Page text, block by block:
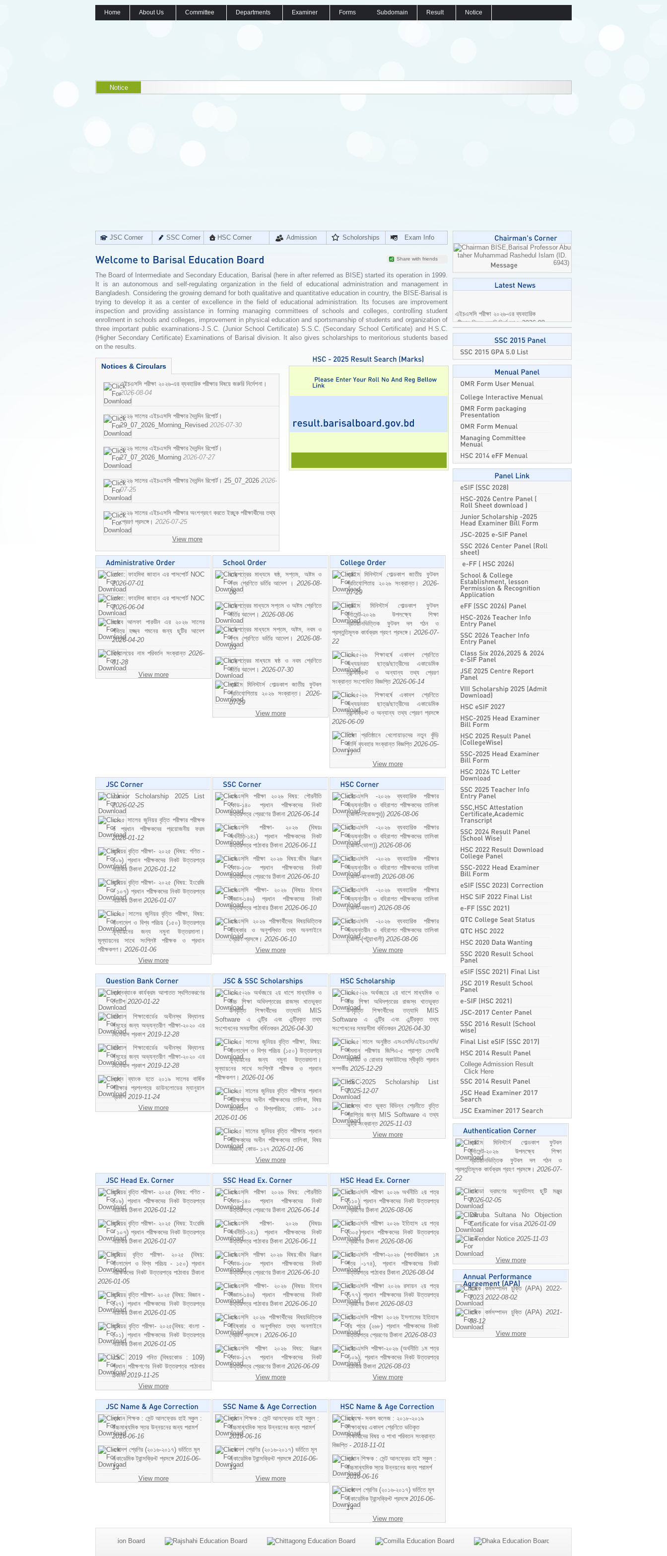
Home About Us Committee Departments Examiner Forms Subdomain Result Notice
Notice
JSC Corner SSC Corner HSC Corner Admission Scholorships Exam Info
Share with friends
The Board of Intermediate and Secondary Education, Barisal (here in after referred as BISE) started its operation in 1999.
It is an autonomous and self-regulating organization in the field of educational administration and management in
Bangladesh. Considering the growing demand for both qualitative and quantitative education in country, the BISE-Barisal is
trying to develop it as a center of excellence in the field of educational administration. Its focuses are improvement
inspection and providing assistance in forming managing committees of schools and colleges, controlling student
enrollment in schools and colleges, improvement in physical education and sportsmanship of students and organization of
three important public examinations-J.S.C. (Junior School Certificate) S.S.C. (Secondary School Certificate) and H.S.C.
(Higher Secondary Certificate) Examinations of Barisal division. It also gives scholarships to meritorious students based
on the results.
Notices & Circulars
এইচএসসি পরীক্ষা ২০২৬-এর ব্যবহারিক পরীক্ষার বিষয়ে জরুরি নির্দেশনা।
2026-08-04
২০২৬ সালের এইচএসসি পরীক্ষার দৈনন্দিন রিপোর্ট।
29_07_2026_Morning_Revised 2026-07-30
২০২৬ সালের এইচএসসি পরীক্ষার দৈনন্দিন রিপোর্ট।
27_07_2026_Morning 2026-07-27
২০২৬ সালের এইচএসসি পরীক্ষার দৈনন্দিন রিপোর্ট। 25_07_2026 2026-
07-25
২০২৬ সালের এইচএসসি পরীক্ষার অংশগ্রহণ করতে ইচ্ছুক পরীক্ষার্থীদের তথ্য
প্রেরণ প্রসঙ্গে। 2026-07-25
View more
মোসা: ফাহমিদা জাহান এর পাসপোর্ট NOC
2026-07-01
মোসা: ফাহমিদা জাহান এর পাসপোর্ট NOC
2026-06-04
জনাব আলফা পারভীন এর ২০২৬ সালের
পবিত্র হজ্জ্ব গমনের জন্য ছুটির আদেশ
2026-04-20
বিদ্যালয়ের নাম পরিবর্তন সংক্রান্ত 2026-
01-28
View more
ছাড়পত্রের মাধ্যমে ষষ্ঠ, সপ্তম, অষ্টম ও
নবম শ্রেণিতে ভর্তির আদেশ । 2026-08-
06
ছাড়পত্রের মাধ্যমে সপ্তম ও অষ্টম শ্রেণিতে
ভর্তির আদেশ। 2026-08-06
ছাড়পত্রের মাধ্যমে সপ্তম, অষ্টম, নবম ও
দশম শ্রেণিতে ভর্তির আদেশ। 2026-08-
03
ছাড়পত্রের মাধ্যমে ষষ্ঠ ও নবম শ্রেণিতে
ভর্তির আদেশ। 2026-07-30
প্রাইম মিনিস্টার্স গোল্ডকাপ জাতীয় ফুটবল
প্রতিযোগিতায় ২০২৬ সংক্রান্ত। 2026-
07-29
View more
প্রাইম মিনিস্টার্স গোল্ডকাপ জাতীয় ফুটবল
প্রতিযোগিতায় ২০২৬ সংক্রান্ত। 2026-
07-29
প্রাইম মিনিস্টার্স গোল্ডকাপ ফুটবল
টুর্নামেন্ট-২০২৬ উপলক্ষ্যে শিক্ষা
প্রতিষ্ঠানভিত্তিক ফুটবল দল গঠন ও
প্রস্তুতিমূলক কার্যক্রম গ্রহণ প্রসঙ্গে। 2026-07-
22
২০২৫-২৬ শিক্ষাবর্ষে একাদশ শ্রেণিতে
অধ্যয়নরত ছাত্র/ছাত্রীদের একাডেমিক
ট্রান্সক্রিপ্ট ও অন্যান্য তথ্য প্রেরণ
সংক্রান্ত সংশোধিত বিজ্ঞপ্তি 2026-06-14
২০২৫-২৬ শিক্ষাবর্ষে একাদশ শ্রেণিতে
অধ্যয়নরত ছাত্র/ছাত্রীদের একাডেমিক
ট্রান্সক্রিপ্ট ও অন্যান্য তথ্য প্রেরণ প্রসঙ্গে
2026-06-09
শিক্ষা প্রতিষ্ঠানে খেলোয়াড়দের নতুন কুঁড়ি
জার্সি ব্যবহার সংক্রান্ত বিজ্ঞপ্তি 2026-05-
17
View more
Junior Scholarship 2025 List
2026-02-25
২০২৫ সালের জুনিয়র বৃত্তি পরীক্ষার পরীক্ষক
ও প্রধান পরীক্ষকদের প্রয়োজনীয় ফরম
2026-01-12
জুনিয়র বৃত্তি পরীক্ষা- ২০২৫ (বিষয়: গণিত -
১০৯) প্রধান পরীক্ষকদের নিকট উত্তরপত্র
পাঠাবার ঠিকানা 2026-01-12
জুনিয়র বৃত্তি পরীক্ষা- ২০২৫ (বিষয়: ইংরেজি
- ১০৭) প্রধান পরীক্ষকদের নিকট উত্তরপত্র
পাঠাবার ঠিকানা 2026-01-07
২০২৫ সালের জুনিয়র বৃত্তি পরীক্ষা, বিষয়:
বাংলাদেশ ও বিশ্ব পরিচয় (১৫০) উত্তরপত্র
মূল্যায়নের জন্য নমুনা উত্তরমালা।
মূল্যায়নের সাথে সংশ্লিষ্ট পরীক্ষক ও প্রধান
পরীক্ষকগণ। 2026-01-06
View more
এসএসসি পরীক্ষা ২০২৬ বিষয়: পৌরনীতি
কোড-১৪০ প্রধান পরীক্ষকদের নিকট
উত্তরপত্র প্রেরণের ঠিকানা 2026-06-14
এসএসসি পরীক্ষা- ২০২৬ (বিষয়ঃ
অর্থনীতি-১৪১) প্রধান পরীক্ষকদের নিকট
উত্তরপত্র পাঠাবার ঠিকানা 2026-06-11
এসএসসি পরীক্ষা ২০২৬ বিষয়:জীব বিঞ্জান
কোড-১৩৮ প্রধান পরীক্ষকদের নিকট
উত্তরপত্র প্রেরণের ঠিকানা 2026-06-10
এসএসসি পরীক্ষা- ২০২৬ (বিষয়ঃ হিসাব
বিজ্ঞান-১৪৬) প্রধান পরীক্ষকদের নিকট
উত্তরপত্র পাঠাবার ঠিকানা 2026-06-10
এসএসসি ২০২৬ পরীক্ষার্থীদের বিষয়ভিত্তিক
বহিষ্কার ও অনুপস্থিত তথ্য অনলাইনে
প্রেরণ প্রসঙ্গে। 2026-06-10
View more
এইচএসসি -২০২৬ ব্যবহারিক পরীক্ষার
অভ্যন্তরীন ও বহিরাগত পরীক্ষকদের তালিকা
(জেলা-পিরোজপুর)) 2026-08-06
এইচএসসি -২০২৬ ব্যবহারিক পরীক্ষার
অভ্যন্তরীন ও বহিরাগত পরীক্ষকদের তালিকা
(জেলা-ভোলা)) 2026-08-06
এইচএসসি -২০২৬ ব্যবহারিক পরীক্ষার
অভ্যন্তরীন ও বহিরাগত পরীক্ষকদের তালিকা
(জেলা-ঝালকাঠি) 2026-08-06
এইচএসসি -২০২৬ ব্যবহারিক পরীক্ষার
অভ্যন্তরীন ও বহিরাগত পরীক্ষকদের তালিকা
(জেলা-বরগুনা) 2026-08-06
এইচএসসি -২০২৬ ব্যবহারিক পরীক্ষার
অভ্যন্তরীন ও বহিরাগত পরীক্ষকদের তালিকা
(জেলা-(পটুয়াখালী) 2026-08-06
View more
প্রশ্নব্যাংক কার্যক্রম আপাতত স্থগিতকরণের
নোটিশ 2020-01-22
বরিশাল শিক্ষাবোর্ডের অধীনস্থ বিদ্যালয়
সমূহের জন্য অভ্যন্তরীণ পরীক্ষা-২০২০ এর
সিলেবাস প্রকাশ 2019-12-28
বরিশাল শিক্ষাবোর্ডের অধীনস্থ বিদ্যালয়
সমূহের জন্য অভ্যন্তরীণ পরীক্ষা-২০২০ এর
সিলেবাস প্রকাশ 2019-12-28
প্রশ্ন ব্যাংক হতে ২০১৯ সালের বার্ষিক
পরীক্ষার প্রশ্নপত্র ডাউনলোডের ম্যানুয়াল
প্রকাশ 2019-11-24
View more
২০২৫-২৬ অর্থবছরে ২য় ধাপে মাধ্যমিক ও
উচ্চ শিক্ষা অধিদপ্তরের রাজস্ব খাতভুক্ত
উপবৃত্তি শিক্ষার্থীদের তত্যাদি MIS
Software এ এন্ট্রি এবং এন্ট্রিকৃত তথ্য
সংশোধনের সময়সীমা বর্ধিতকরন 2026-04-30
২০২৫ সালের জুনিয়র বৃত্তি পরীক্ষা, বিষয়:
বাংলাদেশ ও বিশ্ব পরিচয় (১৫০) উত্তরপত্র
মূল্যায়নের জন্য নমুনা উত্তরমালা।
মূল্যায়নের সাথে সংশ্লিষ্ট পরীক্ষক ও প্রধান
পরীক্ষকগণ। 2026-01-06
২০২৫ সালের জুনিয়র বৃত্তি পরীক্ষায় প্রধান
পরীক্ষকদের অধীন পরীক্ষকদের তালিকা, বিষয়
বাংলাদেশ ও বিশ্বপরিচয়; কোড- ১৫০
2026-01-06
২০২৫ সালের জুনিয়র বৃত্তি পরীক্ষায় প্রধান
পরীক্ষকদের অধীন পরীক্ষকদের তালিকা, বিষয়
বিজ্ঞান; কোড- ১২৭ 2026-01-06
View more
২০২৫-২৬ অর্থবছরে ২য় ধাপে মাধ্যমিক ও
উচ্চ শিক্ষা অধিদপ্তরের রাজস্ব খাতভুক্ত
উপবৃত্তি শিক্ষার্থীদের তত্যাদি MIS
Software এ এন্ট্রি এবং এন্ট্রিকৃত তথ্য
সংশোধনের সময়সীমা বর্ধিতকরন 2026-04-30
২০২৫ সালে অনুষ্ঠিত এসএসসি/এইচএসসি/
সমমান পরীক্ষায় জিপিএ-৫ প্রাপ্ত মেধাবী
স্কাউট ও রোভার স্কাউটদের স্বীকৃতি প্রদান
সম্পর্কীয় 2025-12-29
HSC-2025 Scholarship List
2025-12-07
রাজস্ব খাত ভুক্ত বিভিন্ন শ্রেনীতে বৃত্তি
প্রাপ্তির জন্য MIS Software এ তথ্য
এন্ট্রি সংক্রান্ত 2025-11-03
View more
জুনিয়র বৃত্তি পরীক্ষা- ২০২৫ (বিষয়: গণিত -
১০৯) প্রধান পরীক্ষকদের নিকট উত্তরপত্র
পাঠাবার ঠিকানা 2026-01-12
জুনিয়র বৃত্তি পরীক্ষা- ২০২৫ (বিষয়: ইংরেজি
- ১০৭) প্রধান পরীক্ষকদের নিকট উত্তরপত্র
পাঠাবার ঠিকানা 2026-01-07
জুনিয়র বৃত্তি পরীক্ষা- ২০২৫ (বিষয়:
বাংলাদেশ ও বিশ্ব পরিচয় - ১৫০) প্রধান
পরীক্ষকদের নিকট উত্তরপত্র পাঠাবার ঠিকানা
2026-01-05
জুনিয়র বৃত্তি পরীক্ষা- ২০২৫ (বিষয়: বিজ্ঞান -
১২৭) প্রধান পরীক্ষকদের নিকট উত্তরপত্র
পাঠাবার ঠিকানা 2026-01-05
জুনিয়র বৃত্তি পরীক্ষা- ২০২৫(বিষয়: বাংলা -
১০১) প্রধান পরীক্ষকদের নিকট উত্তরপত্র
পাঠাবার ঠিকানা 2026-01-05
JSC 2019 গনিত (বিষয়কোড : 109)
প্রধান পরীক্ষগণের নিকট উত্তরপত্র পাঠাবার
ঠিকানা2019-11-25
View more
এসএসসি পরীক্ষা ২০২৬ বিষয়: পৌরনীতি
কোড-১৪০ প্রধান পরীক্ষকদের নিকট
উত্তরপত্র প্রেরণের ঠিকানা 2026-06-14
এসএসসি পরীক্ষা- ২০২৬ (বিষয়ঃ
অর্থনীতি-১৪১) প্রধান পরীক্ষকদের নিকট
উত্তরপত্র পাঠাবার ঠিকানা 2026-06-11
এসএসসি পরীক্ষা ২০২৬ বিষয়:জীব বিঞ্জান
কোড-১৩৮ প্রধান পরীক্ষকদের নিকট
উত্তরপত্র প্রেরণের ঠিকানা 2026-06-10
এসএসসি পরীক্ষা- ২০২৬ (বিষয়ঃ হিসাব
বিজ্ঞান-১৪৬) প্রধান পরীক্ষকদের নিকট
উত্তরপত্র পাঠাবার ঠিকানা 2026-06-10
এসএসসি ২০২৬ পরীক্ষার্থীদের বিষয়ভিত্তিক
বহিষ্কার ও অনুপস্থিত তথ্য অনলাইনে
প্রেরণ প্রসঙ্গে। 2026-06-10
এসএসসি পরীক্ষা ২০২৬ বিষয়: বিঞ্জান
কোড-১২৭ প্রধান পরীক্ষকদের নিকট
উত্তরপত্র প্রেরণের ঠিকানা 2026-06-09
View more
এইচএসসি পরীক্ষা ২০২৬ অর্থনীতি ২য় পত্র
(১১০) প্রধান পরীক্ষকদের নিকট উত্তরপত্র
প্রেরণের ঠিকানা 2026-08-06
এইচএসসি পরীক্ষা ২০২৬ ইতিহাস ২য় পত্র
(৩০৫)প্রধান পরীক্ষকদের নিকট উত্তরপত্র
প্রেরণের ঠিকানা 2026-08-06
এইচএসসি পরীক্ষা-২০২৬ (পদার্থবিজ্ঞান ১ম
পত্র -১৭৪), প্রধান পরীক্ষকদের নিকট
উত্তরপত্র পাঠাবার ঠিকানা 2026-08-04
এইচএসসি পরীক্ষা ২০২৬ রসায়ন ২য় পত্র
(১৭৭) প্রধান পরীক্ষকদের নিকট উত্তরপত্র
প্রেরণের ঠিকানা 2026-08-03
এইচএসসি পরীক্ষা ২০২৬ ইসলামের ইতিহাস
২য় পত্র (২৬৮) প্রধান পরীক্ষকদের নিকট
উত্তরপত্র প্রেরণের ঠিকানা 2026-08-03
এইচএসসি পরীক্ষা-২০২৬ (অর্থনীতি ১ম পত্র
-১০৯), প্রধান পরীক্ষকদের নিকট উত্তরপত্র
পাঠাবার ঠিকানা 2026-08-03
View more
প্রধান শিক্ষক : সেন্ট আলফ্রেড হাই স্কুল :
উচ্চমাধ্যমিক স্তর উন্নয়নের জন্য পরামর্শ
2016-06-16
একাদশ শ্রেণির (২০১৬-২০১৭) ভর্তিতে মূল
একাডেমিক ট্রান্সক্রিপ্ট প্রসঙ্গে 2016-06-
14
View more
প্রধান শিক্ষক : সেন্ট আলফ্রেড হাই স্কুল :
উচ্চমাধ্যমিক স্তর উন্নয়নের জন্য পরামর্শ
2016-06-16
একাদশ শ্রেণির (২০১৬-২০১৭) ভর্তিতে মূল
একাডেমিক ট্রান্সক্রিপ্ট প্রসঙ্গে 2016-06-
14
View more
অধ্যক্ষ- সকল কলেজ : ২০১৮-২০১৯
শিক্ষাবষের একাদশ শ্রেণিতে ভতিকৃত
শিক্ষাথীদের বিষয় ও শাখা পরিবতন সংক্রান্ত
বিজ্ঞপ্তি - 2018-11-01
প্রধান শিক্ষক : সেন্ট আলফ্রেড হাই স্কুল :
উচ্চমাধ্যমিক স্তর উন্নয়নের জন্য পরামর্শ
2016-06-16
একাদশ শ্রেণির (২০১৬-২০১৭) ভর্তিতে মূল
একাডেমিক ট্রান্সক্রিপ্ট প্রসঙ্গে 2016-06-
14
View more
Professor Abu
taher Muhammad Rashedul Islam (ID.
6943)
পরীক্ষার বিষয়ে জরুরি নির্দেশনা।2026-08-
04
College Admission Result
Click Here
প্রাইম মিনিস্টার্স গোল্ডকাপ ফুটবল
টুর্নামেন্ট-২০২৬ উপলক্ষ্যে শিক্ষা
প্রতিষ্ঠানভিত্তিক ফুটবল দল গঠন ও
প্রস্তুতিমূলক কার্যক্রম গ্রহণ প্রসঙ্গে। 2026-07-
22
কানাডা ভ্রমণের অনুমতিসহ ছুটি মঞ্জুর
2026-02-05
Dilruba Sultana No Objection
Certificate for visa 2026-01-09
e-Tender Notice 2025-11-03
View more
বাষিক কর্মসম্পাদন চুক্তি (APA) 2022-
2023 2022-08-02
বাষিক কর্মসম্পাদন চুক্তি (APA) 2021-
08-12
View more